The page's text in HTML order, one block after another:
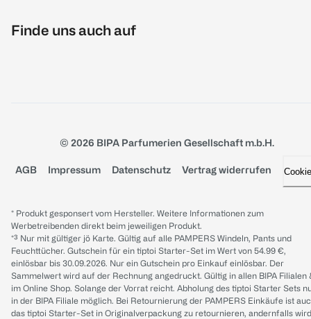
Finde uns auch auf
© 2026 BIPA Parfumerien Gesellschaft m.b.H.
AGB Impressum Datenschutz Vertrag widerrufen
* Produkt gesponsert vom Hersteller. Weitere Informationen zum
Werbetreibenden direkt beim jeweiligen Produkt.
*³ Nur mit gültiger jö Karte. Gültig auf alle PAMPERS Windeln, Pants und
Feuchttücher. Gutschein für ein tiptoi Starter-Set im Wert von 54.99 €,
einlösbar bis 30.09.2026. Nur ein Gutschein pro Einkauf einlösbar. Der
Sammelwert wird auf der Rechnung angedruckt. Gültig in allen BIPA Filialen
im Online Shop. Solange der Vorrat reicht. Abholung des tiptoi Starter Sets
in der BIPA Filiale möglich. Bei Retournierung der PAMPERS Einkäufe ist
das tiptoi Starter-Set in Originalverpackung zu retournieren, andernfalls wird